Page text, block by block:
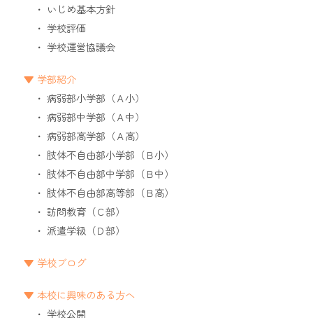
いじめ基本方針
学校評価
学校運営協議会
学部紹介
病弱部小学部（Ａ小）
病弱部中学部（Ａ中）
病弱部高学部（Ａ高）
肢体不自由部小学部（Ｂ小）
肢体不自由部中学部（Ｂ中）
肢体不自由部高等部（Ｂ高）
訪問教育（Ｃ部）
派遣学級（Ｄ部）
学校ブログ
本校に興味のある方へ
学校公開